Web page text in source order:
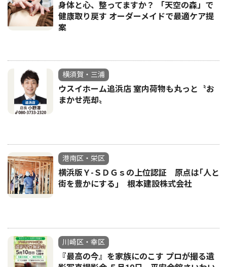
身体と心、整ってますか？ 「天空の森」で
健康取り戻す オーダーメイドで最適ケア提
案
横須賀・三浦
ウスイホーム追浜店 室内荷物も丸っと〝お
まかせ売却〟
港南区・栄区
横浜版Ｙ-ＳＤＧｓの上位認証 原点は｢人と
街を豊かにする｣ 根本建設株式会社
川崎区・幸区
『最高の今』を家族にのこす プロが撮る遺